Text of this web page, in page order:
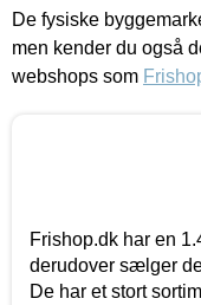
De fysiske
men kender du også
webshops som
Frishop.dk har en
derudover sælger
De har et stort